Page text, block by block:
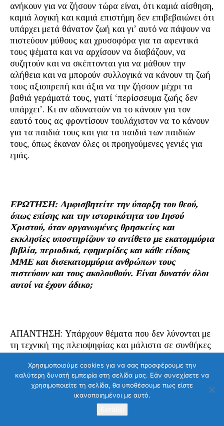
ανήκουν για να ζήσουν τώρα είναι, ότι καμιά αίσθηση,
καμιά λογική και καμιά επιστήμη δεν επιβεβαιώνει ότι
υπάρχει μετά θάνατον ζωή και γι’ αυτό να πάψουν να
πιστεύουν μύθους και χρυσοφόρα για τα αφεντικά
τους ψέματα και να αρχίσουν να διαβάζουν, να
συζητούν και να σκέπτονται για να μάθουν την
αλήθεια και να μπορούν συλλογικά να κάνουν τη ζωή
τους αξιοπρεπή και άξια να την ζήσουν μέχρι τα
βαθιά γεράματά τους, γιατί ‘περίσσευμα ζωής δεν
υπάρχει’. Κι αν αδυνατούν να το κάνουν για τον
εαυτό τους ας φροντίσουν τουλάχιστον να το κάνουν
για τα παιδιά τους και για τα παιδιά των παιδιών
τους, όπως έκαναν όλες οι προηγούμενες γενιές για
εμάς.
ΕΡΩΤΗΣΗ: Αμφισβητείτε την ύπαρξη του θεού,
όπως επίσης και την ιστορικότητα του Ιησού
Χριστού, όταν οργανωμένες θρησκείες και
εκκλησίες υποστηρίζουν το αντίθετο με εκατομμύρια
βιβλία, περιοδικά, εφημερίδες και κάθε είδους
ΜΜΕ και δισεκατομμύρια ανθρώπων τους
πιστεύουν και τους ακολουθούν. Είναι δυνατόν όλοι
αυτοί να έχουν άδικο;
ΑΠΑΝΤΗΣΗ: Υπάρχουν θέματα που δεν λύνονται με
τη τεχνική της πλειοψηφίας και μάλιστα σε συνθήκες
γνώση των θεμάτων και συνεπώς δεν μπορούν να
έχουν και σύμφωνη με τα συμφέροντά τους γνώμη,
οπότε η επιλογή τους γίνεται καθ’ υπαγόρευση όσων
γνωρίζουν και φροντίζουν να μην γνωρίζουν οι
υπόλοιποι. Έτσι το θέμα της ύπαρξης ή της
Χρησιμοποιούμε cookies για να σας προσφέρουμε την
καλύτερη δυνατή εμπειρία στη σελίδα μας. Εάν συνεχίσετε να
χρησιμοποιείτε τη σελίδα, θα υποθέσουμε πως είστε
ικανοποιημένοι με αυτό.